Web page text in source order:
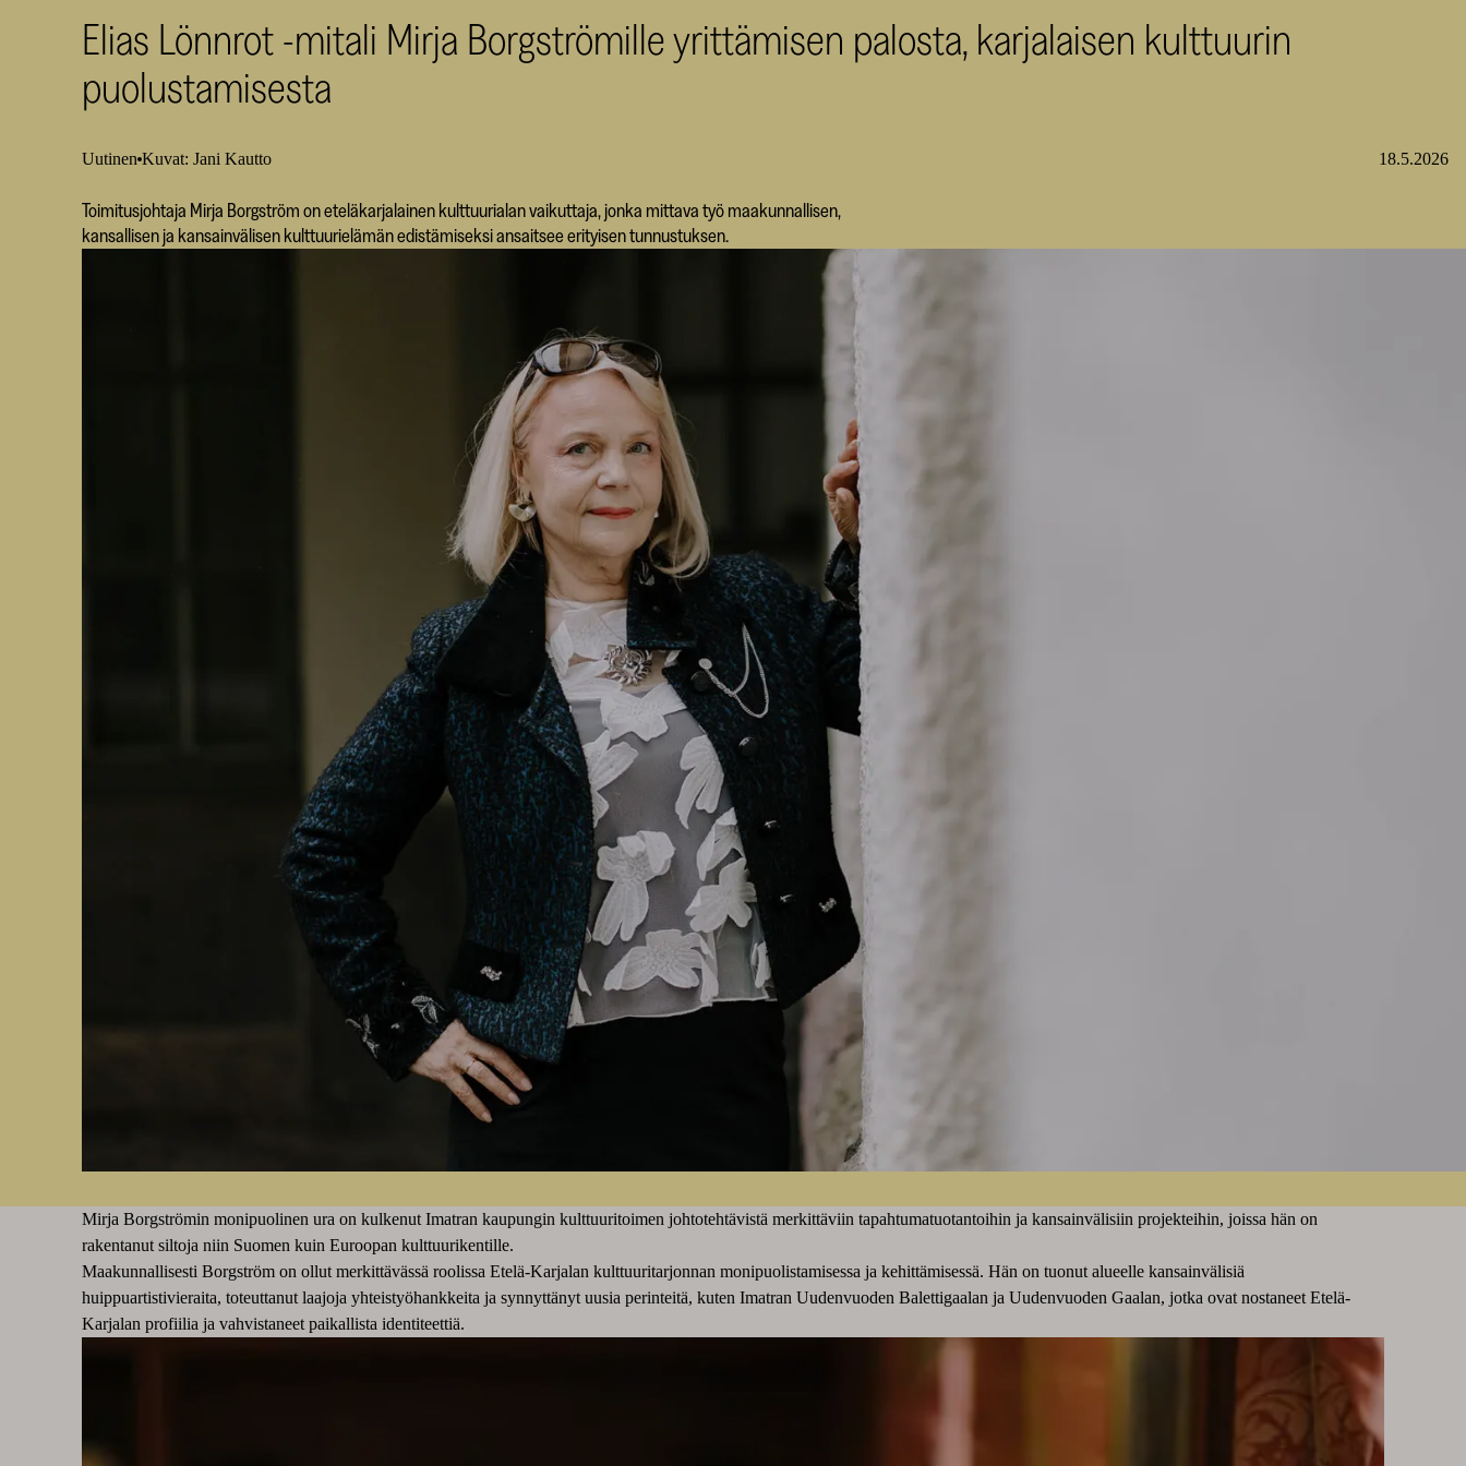
Elias Lönnrot -mitali Mirja Borgströmille yrittämisen palosta, karjalaisen kulttuurin
puolustamisesta
Uutinen Kuvat: Jani Kautto 18.5.2026
Toimitusjohtaja Mirja Borgström on eteläkarjalainen kulttuurialan vaikuttaja, jonka mittava työ maakunnallisen,
kansallisen ja kansainvälisen kulttuurielämän edistämiseksi ansaitsee erityisen tunnustuksen.
Mirja Borgströmin monipuolinen ura on kulkenut Imatran kaupungin kulttuuritoimen johtotehtävistä merkittäviin tapahtumatuotantoihin ja kansainvälisiin projekteihin, joissa hän on
rakentanut siltoja niin Suomen kuin Euroopan kulttuurikentille.
Maakunnallisesti Borgström on ollut merkittävässä roolissa Etelä-Karjalan kulttuuritarjonnan monipuolistamisessa ja kehittämisessä. Hän on tuonut alueelle kansainvälisiä
huippuartistivieraita, toteuttanut laajoja yhteistyöhankkeita ja synnyttänyt uusia perinteitä, kuten Imatran Uudenvuoden Balettigaalan ja Uudenvuoden Gaalan, jotka ovat nostaneet Etelä-
Karjalan profiilia ja vahvistaneet paikallista identiteettiä.